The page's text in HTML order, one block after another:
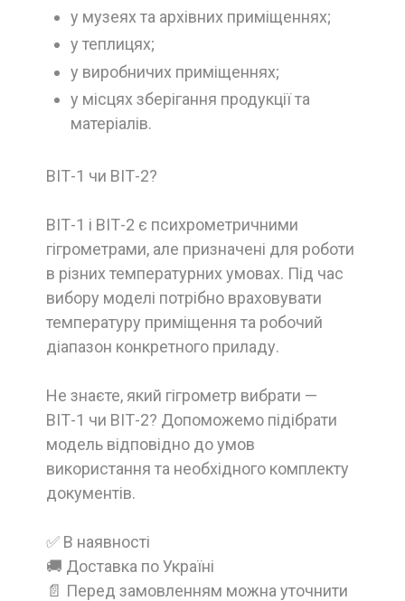
у музеях та архівних приміщеннях;
у теплицях;
у виробничих приміщеннях;
у місцях зберігання продукції та
матеріалів.
ВІТ-1 чи ВІТ-2?
ВІТ-1 і ВІТ-2 є психрометричними
гігрометрами, але призначені для роботи
в різних температурних умовах. Під час
вибору моделі потрібно враховувати
температуру приміщення та робочий
діапазон конкретного приладу.
Не знаєте, який гігрометр вибрати —
ВІТ-1 чи ВІТ-2? Допоможемо підібрати
модель відповідно до умов
використання та необхідного комплекту
документів.
✅ В наявності
🚚 Доставка по Україні
📄 Перед замовленням можна уточнити